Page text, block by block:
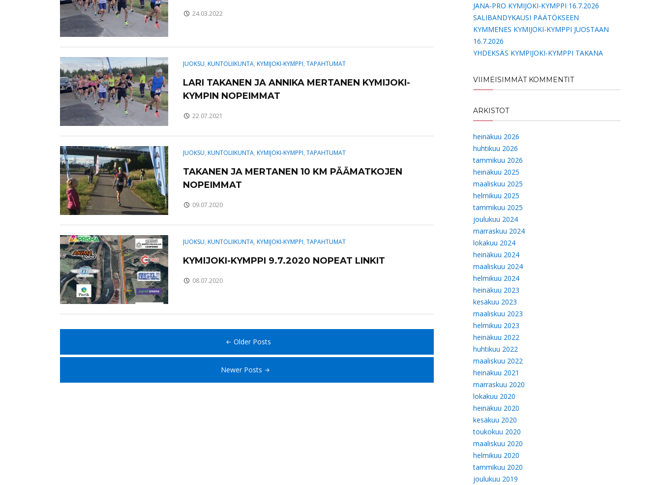
24.03.2022
JUOKSU, KUNTOLIIKUNTA, KYMIJOKI-KYMPPI, TAPAHTUMAT
LARI TAKANEN JA ANNIKA MERTANEN KYMIJOKI-
KYMPIN NOPEIMMAT
22.07.2021
JUOKSU, KUNTOLIIKUNTA, KYMIJOKI-KYMPPI, TAPAHTUMAT
TAKANEN JA MERTANEN 10 KM PÄÄMATKOJEN
NOPEIMMAT
09.07.2020
JUOKSU, KUNTOLIIKUNTA, KYMIJOKI-KYMPPI, TAPAHTUMAT
KYMIJOKI-KYMPPI 9.7.2020 NOPEAT LINKIT
08.07.2020
selaus
Older Posts
Newer Posts
JANA-PRO KYMIJOKI-KYMPPI 16.7.2026
SALIBANDYKAUSI PÄÄTÖKSEEN
KYMMENES KYMIJOKI-KYMPPI JUOSTAAN
16.7.2026
YHDEKSÄS KYMPIJOKI-KYMPPI TAKANA
VIIMEISIMMÄT KOMMENTIT
ARKISTOT
heinäkuu 2026
huhtikuu 2026
tammikuu 2026
heinäkuu 2025
maaliskuu 2025
helmikuu 2025
tammikuu 2025
joulukuu 2024
marraskuu 2024
lokakuu 2024
heinäkuu 2024
maaliskuu 2024
helmikuu 2024
heinäkuu 2023
kesäkuu 2023
maaliskuu 2023
helmikuu 2023
heinäkuu 2022
huhtikuu 2022
maaliskuu 2022
heinäkuu 2021
marraskuu 2020
lokakuu 2020
heinäkuu 2020
kesäkuu 2020
toukokuu 2020
maaliskuu 2020
helmikuu 2020
tammikuu 2020
joulukuu 2019